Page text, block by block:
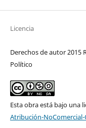
Licencia
Derechos de autor 2015
Político
Esta obra está bajo una
Atribución-